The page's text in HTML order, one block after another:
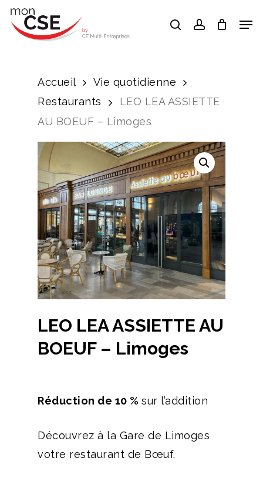
Skip
searchaccount
Accueil
Vie quotidienne
Restaurants
LEO LEA ASSIETTE
AU BOEUF – Limoges
LEO LEA ASSIETTE AU
BOEUF – Limoges
Réduction de 10 % sur l’addition
Découvrez à la Gare de Limoges
votre restaurant de Bœuf.